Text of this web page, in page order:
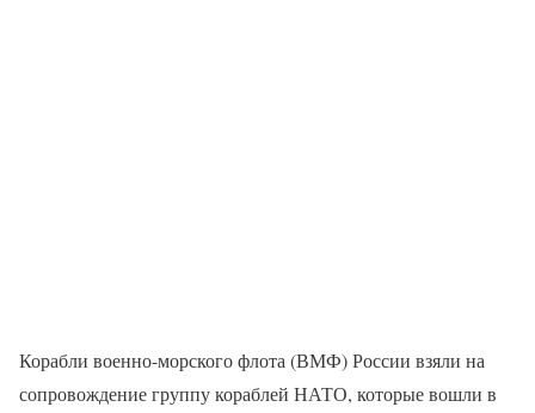
Корабли военно-морского флота (ВМФ) России взяли на
сопровождение группу кораблей НАТО, которые вошли в